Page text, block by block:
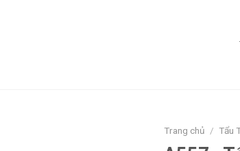
Trang chủ / Tẩu